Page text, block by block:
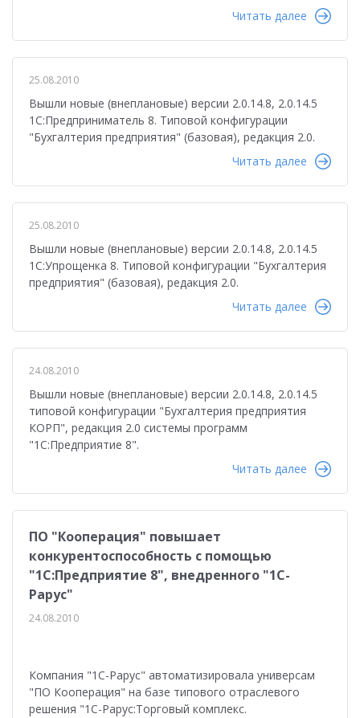
Читать далее
25.08.2010
Вышли новые (внеплановые) версии 2.0.14.8, 2.0.14.5
1С:Предприниматель 8. Типовой конфигурации
"Бухгалтерия предприятия" (базовая), редакция 2.0.
Читать далее
25.08.2010
Вышли новые (внеплановые) версии 2.0.14.8, 2.0.14.5
1С:Упрощенка 8. Типовой конфигурации "Бухгалтерия
предприятия" (базовая), редакция 2.0.
Читать далее
24.08.2010
Вышли новые (внеплановые) версии 2.0.14.8, 2.0.14.5
типовой конфигурации "Бухгалтерия предприятия
КОРП", редакция 2.0 системы программ
"1С:Предприятие 8".
Читать далее
ПО "Кооперация" повышает
конкурентоспособность с помощью
"1С:Предприятие 8", внедренного "1С-
Рарус"
24.08.2010
Компания "1С-Рарус" автоматизировала универсам
"ПО Кооперация" на базе типового отраслевого
решения "1С-Рарус:Торговый комплекс.